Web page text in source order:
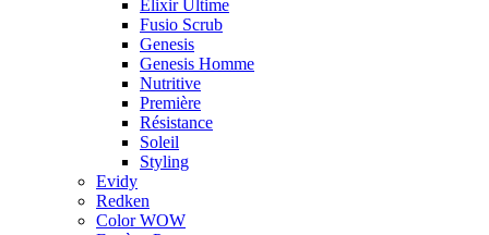
Elixir Ultime
Fusio Scrub
Genesis
Genesis Homme
Nutritive
Première
Résistance
Soleil
Styling
Evidy
Redken
Color WOW